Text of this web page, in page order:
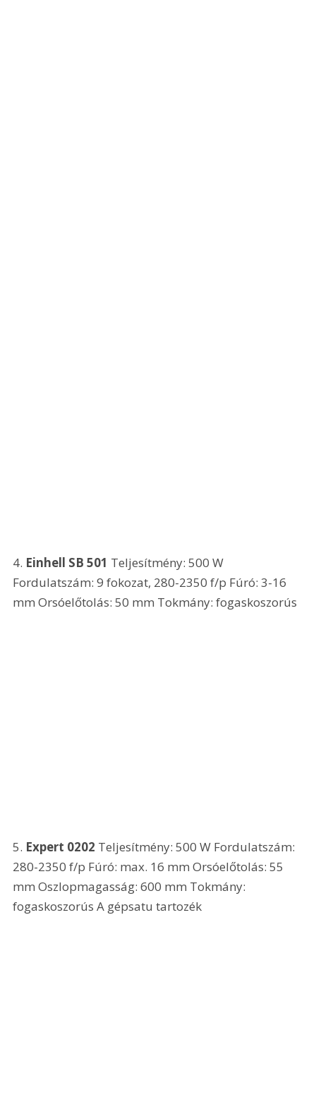
4. Einhell SB 501 Teljesítmény: 500 W
Fordulatszám: 9 fokozat, 280-2350 f/p Fúró: 3-16
mm Orsóelőtolás: 50 mm Tokmány: fogaskoszorús
5. Expert 0202 Teljesítmény: 500 W Fordulatszám:
280-2350 f/p Fúró: max. 16 mm Orsóelőtolás: 55
mm Oszlopmagasság: 600 mm Tokmány:
fogaskoszorús A gépsatu tartozék